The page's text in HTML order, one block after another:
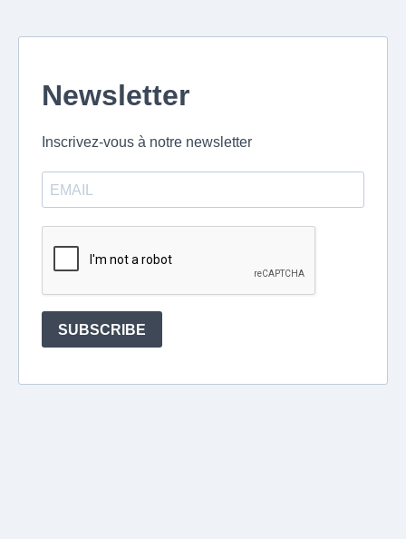
Newsletter
Inscrivez-vous à notre newsletter
SUBSCRIBE